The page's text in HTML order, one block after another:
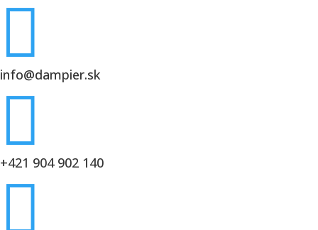

info@dampier.sk

+421 904 902 140
